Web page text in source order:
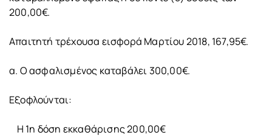
200,00€.
Απαιτητή τρέχουσα εισφορά Μαρτίου 2018, 167,95€.
α. Ο ασφαλισμένος καταβάλει 300,00€.
Εξοφλούνται:
Η 1η δόση εκκαθάρισης 200,00€